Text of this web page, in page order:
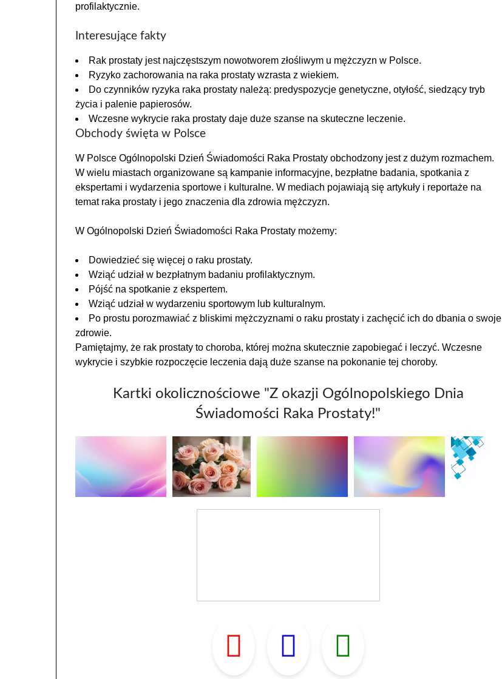
profilaktycznie.
Interesujące fakty
Rak prostaty jest najczęstszym nowotworem złośliwym u mężczyzn w Polsce.
Ryzyko zachorowania na raka prostaty wzrasta z wiekiem.
Do czynników ryzyka raka prostaty należą: predyspozycje genetyczne, otyłość, siedzący tryb
życia i palenie papierosów.
Wczesne wykrycie raka prostaty daje duże szanse na skuteczne leczenie.
Obchody święta w Polsce
W Polsce Ogólnopolski Dzień Świadomości Raka Prostaty obchodzony jest z dużym rozmachem.
W wielu miastach organizowane są kampanie informacyjne, bezpłatne badania, spotkania z
ekspertami i wydarzenia sportowe i kulturalne. W mediach pojawiają się artykuły i reportaże na
temat raka prostaty i jego znaczenia dla zdrowia mężczyzn.
W Ogólnopolski Dzień Świadomości Raka Prostaty możemy:
Dowiedzieć się więcej o raku prostaty.
Wziąć udział w bezpłatnym badaniu profilaktycznym.
Pójść na spotkanie z ekspertem.
Wziąć udział w wydarzeniu sportowym lub kulturalnym.
Po prostu porozmawiać z bliskimi mężczyznami o raku prostaty i zachęcić ich do dbania o swoje
zdrowie.
Pamiętajmy, że rak prostaty to choroba, której można skutecznie zapobiegać i leczyć. Wczesne
wykrycie i szybkie rozpoczęcie leczenia dają duże szanse na pokonanie tej choroby.
Kartki okolicznościowe "Z okazji Ogólnopolskiego Dnia
Świadomości Raka Prostaty!"